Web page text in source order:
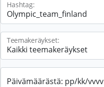
Hashtag:
Teemakeräykset:
Päivämäärästä: pp/kk/vvvv